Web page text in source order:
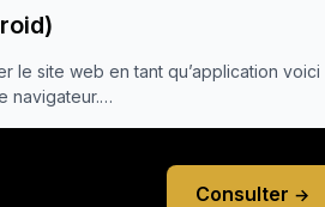
le site web en tant qu’application voici
navigateur.…
Consulter →